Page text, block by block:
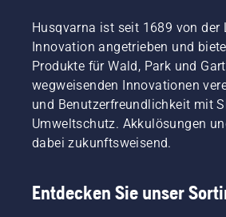
Husqvarna ist seit 1689 von der
Innovation angetrieben und
Produkte für Wald, Park und
wegweisenden Innovationen
und Benutzerfreundlichkeit mit
Umweltschutz. Akkulösungen
dabei zukunftsweisend.
Entdecken Sie unser